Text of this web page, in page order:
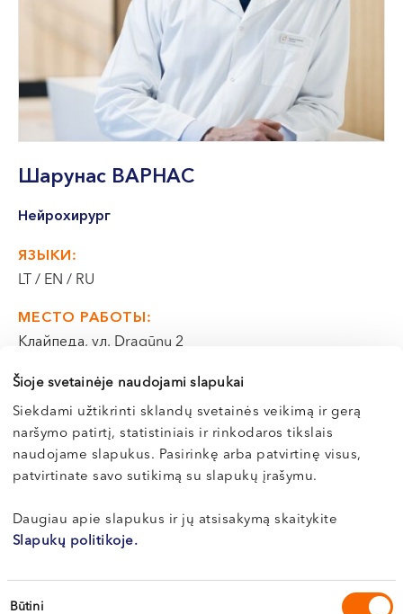
Šioje svetainėje naudojami slapukai
Siekdami užtikrinti sklandų svetainės veikimą ir gerą
naršymo patirtį, statistiniais ir rinkodaros tikslais
naudojame slapukus. Pasirinkę arba patvirtinę visus,
patvirtinate savo sutikimą su slapukų įrašymu.
Daugiau apie slapukus ir jų atsisakymą skaitykite
Slapukų politikoje.
Sutikimo
Būtini
ул. Dragūnų 2
Часы работы:
I-V 08:00 - 20:00
VI, VII --
ул. Naujoji Uosto 9
I-V 08:00 - 20:00
VI 09:00 - 15:00
VII --
I-V 08:00 - 20:00
VI, VII --
Шарунас ВАРНАС
Нейрохирург
ЯЗЫКИ:
LT / EN / RU
МЕСТО РАБОТЫ:
Клайпеда, ул. Dragūnų 2
Э-РЕГИСТРАЦИЯ